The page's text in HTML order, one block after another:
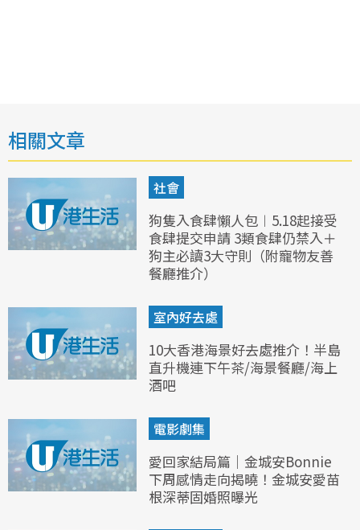
相關文章
社會
狗隻入食肆懶人包︱5.18起接受
食肆提交申請 3類食肆仍禁入＋
狗主必讀3大守則（附寵物友善
餐廳推介）
室內好去處
10大香港海景好去處推介！半島
直升機連下午茶/海景餐廳/海上
酒吧
電影劇集
愛回家結局篇｜金城安Bonnie
下周感情走向揭曉！金城安愛苗
根深蒂固婚照曝光